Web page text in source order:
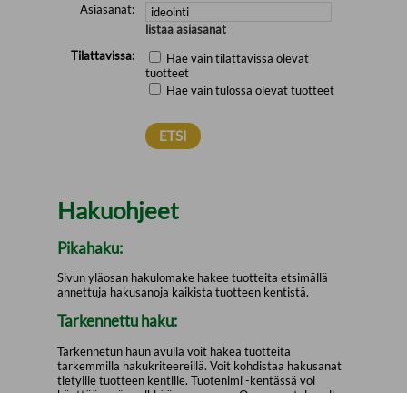
Asiasanat:
listaa asiasanat
Tilattavissa:
Hae vain tilattavissa olevat
tuotteet
Hae vain tulossa olevat tuotteet
Hakuohjeet
Pikahaku:
Sivun yläosan hakulomake hakee tuotteita etsimällä
annettuja hakusanoja kaikista tuotteen kentistä.
Tarkennettu haku:
Tarkennetun haun avulla voit hakea tuotteita
tarkemmilla hakukriteereillä. Voit kohdistaa hakusanat
tietyille tuotteen kentille. Tuotenimi -kentässä voi